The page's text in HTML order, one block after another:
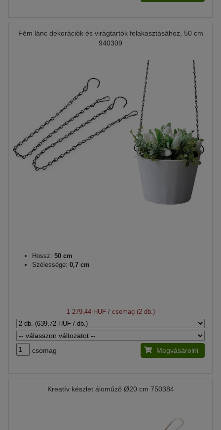
Fém lánc dekorációk és virágtartók felakasztásához, 50 cm
940309
Hossz: 50 cm
Szélessége: 0,7 cm
1 279,44 HUF/ csomag (2 db.)
csomag Megvásárolni
Kreatív készlet áloműző Ø20 cm 750384